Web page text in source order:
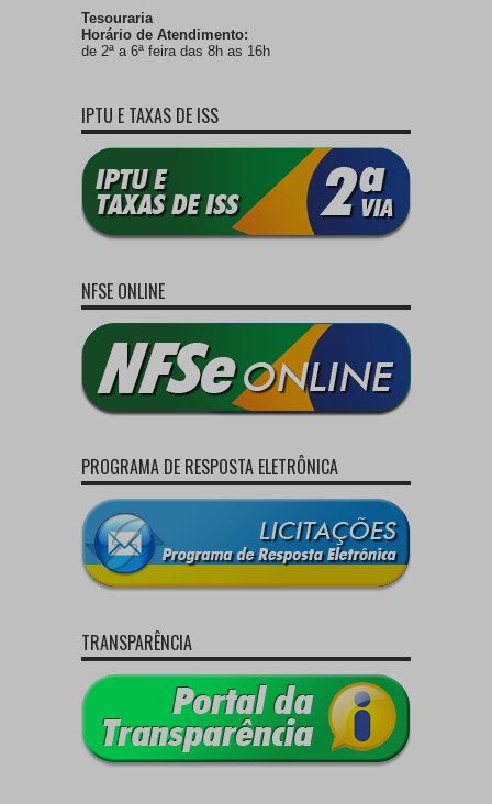
Tesouraria
Horário de Atendimento:
de 2ª a 6ª feira das 8h as 16h
IPTU E TAXAS DE ISS
NFSE ONLINE
PROGRAMA DE RESPOSTA ELETRÔNICA
TRANSPARÊNCIA